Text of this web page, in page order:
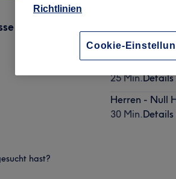
20 Min.Details
Herren -
25 Min.
Herren - Null
30 Min.
hast?
Richtlinien
Cookie-